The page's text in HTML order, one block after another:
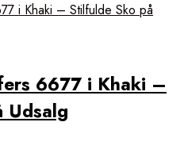
6677 i Khaki –
Udsalg